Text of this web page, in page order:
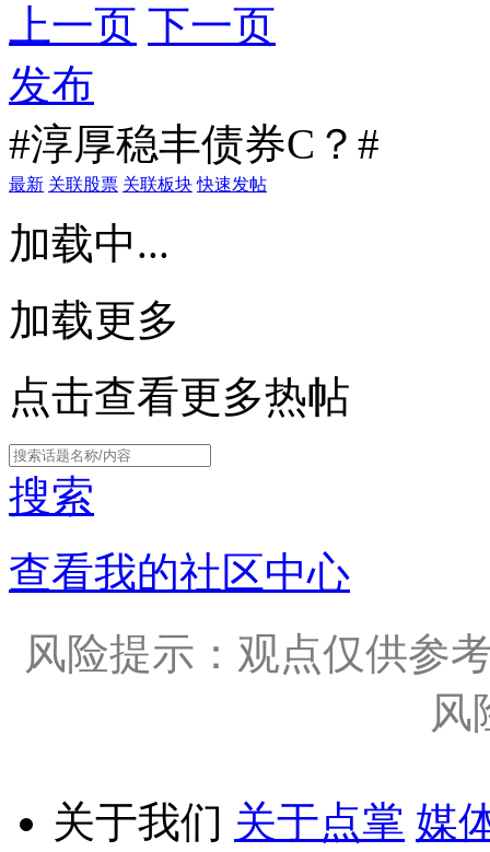
上一页 下一页
发布
#淳厚稳丰债券C？#
最新 关联股票 关联板块 快速发帖
加载中...
加载更多
点击查看更多热帖
搜索
查看我的社区中心
风险提示：观点仅供参
风
关于我们 关于点掌 媒